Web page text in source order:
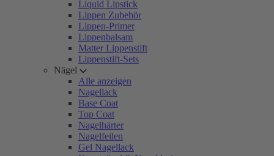
Liquid Lipstick
Lippen Zubehör
Lippen-Primer
Lippenbalsam
Matter Lippenstift
Lippenstift-Sets
Nägel
Alle anzeigen
Nagellack
Base Coat
Top Coat
Nagelhärter
Nagelfeilen
Gel Nagellack